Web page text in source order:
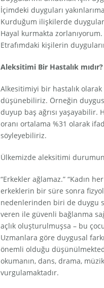
İçimdeki duyguları
Kurduğum ilişkilerde
Hayal kurmakta zorlanıyorum.
Etrafımdaki kişilerin
Aleksitimi Bir Hastalık mıdır?
Alkesitimiyi bir hastalık
düşünebiliriz. Örneğin
duyup baş ağrısı yaşayabilir.
oranı ortalama %31 olarak
söyleyebiliriz.
Ülkemizde aleksitimi
“Erkekler ağlamaz.” “Kadın
erkeklerin bir süre sonra
nedenlerinden biri de duygu
veren ile güvenli bağlanma
açlık oluşturulmuşsa – bu
Uzmanlara göre duygusal
önemli olduğu
okumanın, dans, drama,
vurgulamaktadır.